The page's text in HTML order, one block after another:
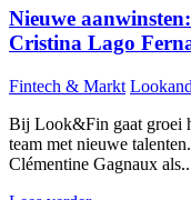
Nieuwe
Cristina Lago
Fintech & Markt
Bij Look&Fin gaat groei
team met nieuwe
Clémentine Gagnaux